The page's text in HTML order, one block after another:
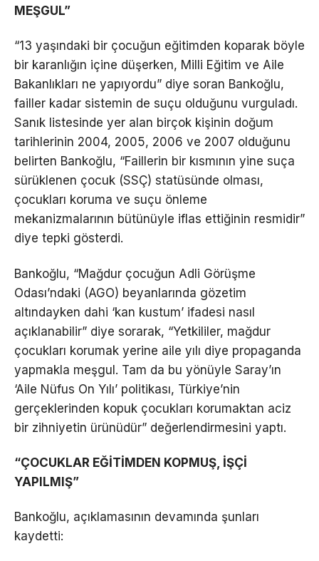
MEŞGUL”
“13 yaşındaki bir çocuğun eğitimden koparak böyle
bir karanlığın içine düşerken, Milli Eğitim ve Aile
Bakanlıkları ne yapıyordu” diye soran Bankoğlu,
failler kadar sistemin de suçu olduğunu vurguladı.
Sanık listesinde yer alan birçok kişinin doğum
tarihlerinin 2004, 2005, 2006 ve 2007 olduğunu
belirten Bankoğlu, “Faillerin bir kısmının yine suça
sürüklenen çocuk (SSÇ) statüsünde olması,
çocukları koruma ve suçu önleme
mekanizmalarının bütünüyle iflas ettiğinin resmidir”
diye tepki gösterdi.
Bankoğlu, “Mağdur çocuğun Adli Görüşme
Odası’ndaki (AGO) beyanlarında gözetim
altındayken dahi ‘kan kustum’ ifadesi nasıl
açıklanabilir” diye sorarak, “Yetkililer, mağdur
çocukları korumak yerine aile yılı diye propaganda
yapmakla meşgul. Tam da bu yönüyle Saray’ın
‘Aile Nüfus On Yılı’ politikası, Türkiye’nin
gerçeklerinden kopuk çocukları korumaktan aciz
bir zihniyetin ürünüdür” değerlendirmesini yaptı.
“ÇOCUKLAR EĞİTİMDEN KOPMUŞ, İŞÇİ
YAPILMIŞ”
Bankoğlu, açıklamasının devamında şunları
kaydetti: